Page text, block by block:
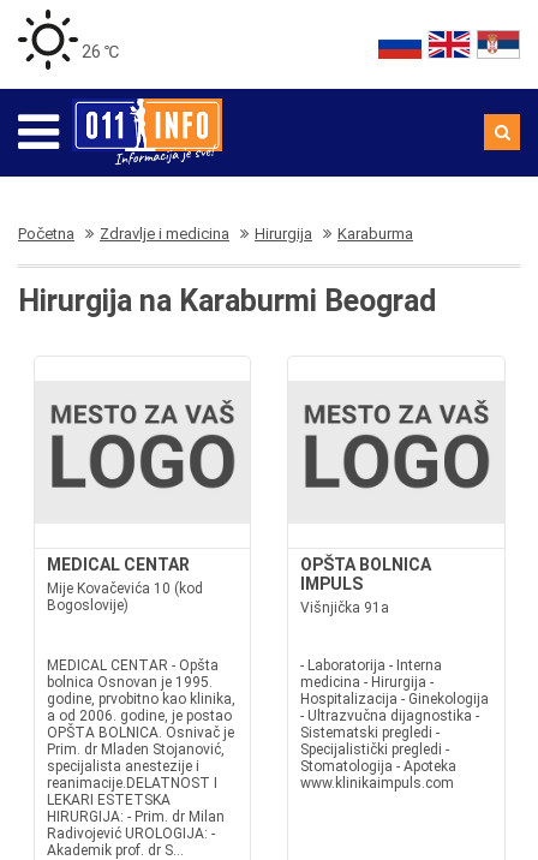
26 ℃
Početna Zdravlje i medicina Hirurgija Karaburma
Hirurgija na Karaburmi Beograd
MEDICAL CENTAR
Mije Kovačevića 10 (kod
Bogoslovije)
MEDICAL CENTAR - Opšta
bolnica Osnovan je 1995.
godine, prvobitno kao klinika,
a od 2006. godine, je postao
OPŠTA BOLNICA. Osnivač je
Prim. dr Mladen Stojanović,
specijalista anestezije i
reanimacije.DELATNOST I
LEKARI ESTETSKA
HIRURGIJA: - Prim. dr Milan
Radivojević UROLOGIJA: -
Akademik prof. dr S...
OPŠTA BOLNICA
IMPULS
Višnjička 91a
- Laboratorija - Interna
medicina - Hirurgija -
Hospitalizacija - Ginekologija
- Ultrazvučna dijagnostika -
Sistematski pregledi -
Specijalistički pregledi -
Stomatologija - Apoteka
www.klinikaimpuls.com